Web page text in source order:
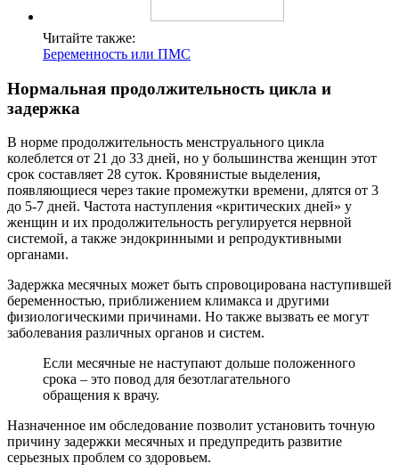
Читайте также:
Беременность или ПМС
Нормальная продолжительность цикла и
задержка
В норме продолжительность менструального цикла
колеблется от 21 до 33 дней, но у большинства женщин этот
срок составляет 28 суток. Кровянистые выделения,
появляющиеся через такие промежутки времени, длятся от 3
до 5-7 дней. Частота наступления «критических дней» у
женщин и их продолжительность регулируется нервной
системой, а также эндокринными и репродуктивными
органами.
Задержка месячных может быть спровоцирована наступившей
беременностью, приближением климакса и другими
физиологическими причинами. Но также вызвать ее могут
заболевания различных органов и систем.
Если месячные не наступают дольше положенного
срока – это повод для безотлагательного
обращения к врачу.
Назначенное им обследование позволит установить точную
причину задержки месячных и предупредить развитие
серьезных проблем со здоровьем.